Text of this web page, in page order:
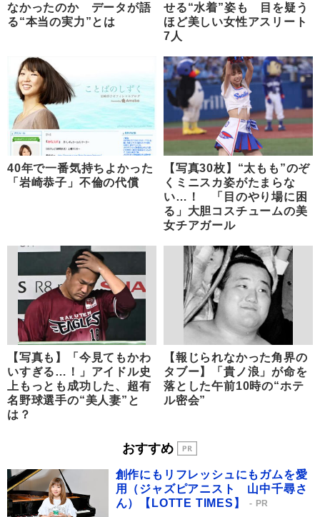
なかったのか データが語
る“本当の実力”とは
せる“水着”姿も 目を疑う
ほど美しい女性アスリート
7人
40年で一番気持ちよかった
「岩崎恭子」不倫の代償
【写真30枚】“太もも”のぞ
くミニスカ姿がたまらな
い…！ 「目のやり場に困
る」大胆コスチュームの美
女チアガール
【写真も】「今見てもかわ
いすぎる…！」アイドル史
上もっとも成功した、超有
名野球選手の“美人妻”と
は？
【報じられなかった角界の
タブー】「貴ノ浪」が命を
落とした午前10時の“ホテ
ル密会”
おすすめ
創作にもリフレッシュにもガムを愛
用（ジャズピアニスト 山中千尋さ
ん）【LOTTE TIMES】
PR